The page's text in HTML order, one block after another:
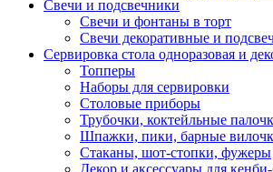
Свечи и подсвечники
Свечи и фонтаны в торт
Свечи декоративные и
Сервировка стола одноразовая и
Топперы
Наборы для сервировки
Столовые приборы
Трубочки, коктейльные
Шпажки, пики, барные
Стаканы, шот-стопки, фужеры
Декор и аксессуары для